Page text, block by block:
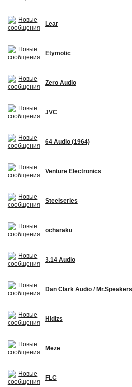
Lear
Etymotic
Zero Audio
JVC
64 Audio (1964)
Venture Electronics
Steelseries
ocharaku
3.14 Audio
Dan Clark Audio / Mr.Speakers
Hidizs
Meze
FLC